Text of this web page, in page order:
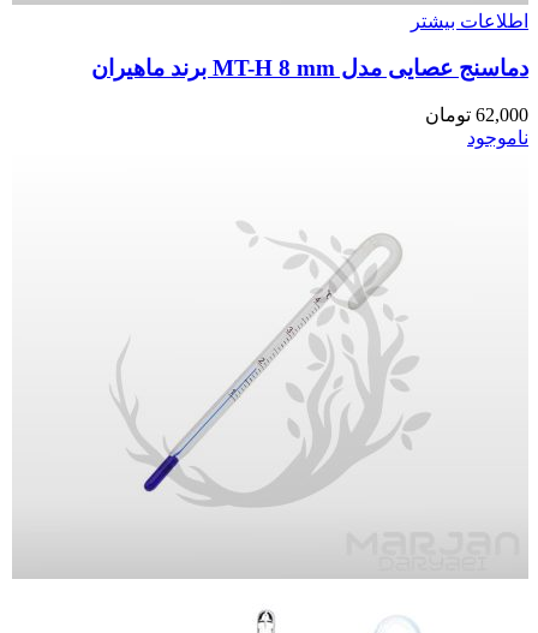
اطلاعات بیشتر
دماسنج عصایی مدل MT-H 8 mm برند ماهیران
62,000 تومان
ناموجود